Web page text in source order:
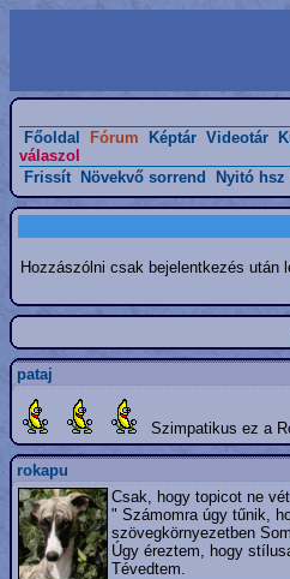
Főoldal Fórum Képtár Videotár
válaszol
Frissít
Növekvő sorrend Nyitó hsz
Hozzászólni csak bejelentkezés után
pataj
Szimpatikus ez a
rokapu
Csak, hogy topicot ne
" Számomra úgy tűnik,
szövegkörnyezetben
Úgy éreztem, hogy
Tévedtem.